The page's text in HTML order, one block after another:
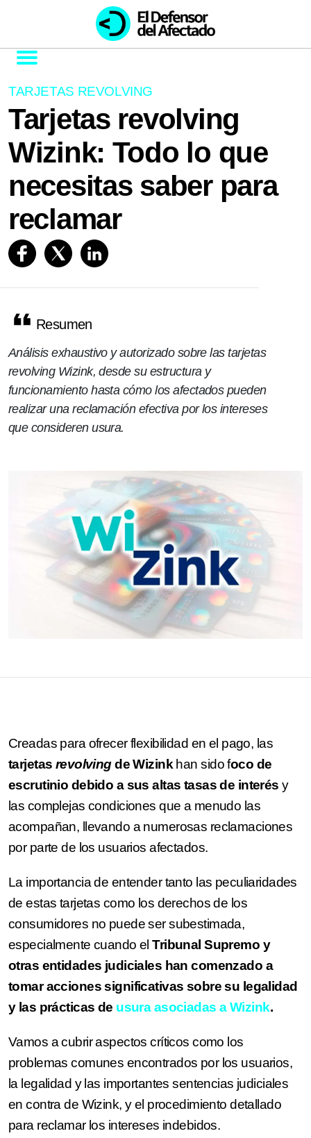
TARJETAS REVOLVING
Tarjetas revolving
Wizink: Todo lo que
necesitas saber para
reclamar
Resumen
Análisis exhaustivo y autorizado sobre las tarjetas
revolving Wizink, desde su estructura y
funcionamiento hasta cómo los afectados pueden
realizar una reclamación efectiva por los intereses
que consideren usura.
Creadas para ofrecer flexibilidad en el pago, las
tarjetas revolvingde Wizinkhan sido foco de
escrutinio debido a sus altas tasas de interésy
las complejas condiciones que a menudo las
acompañan, llevando a numerosas reclamaciones
por parte de los usuarios afectados.
La importancia de entender tanto las peculiaridades
de estas tarjetas como los derechos de los
consumidores no puede ser subestimada,
especialmente cuando elTribunal Supremo y
otras entidades judiciales han comenzado a
tomar acciones significativas sobre su legalidad
y las prácticas de usura asociadas a Wizink.
Vamos a cubrir aspectos críticos como los
problemas comunes encontrados por los usuarios,
la legalidad y las importantes sentencias judiciales
en contra de Wizink, y el procedimiento detallado
para reclamar los intereses indebidos.